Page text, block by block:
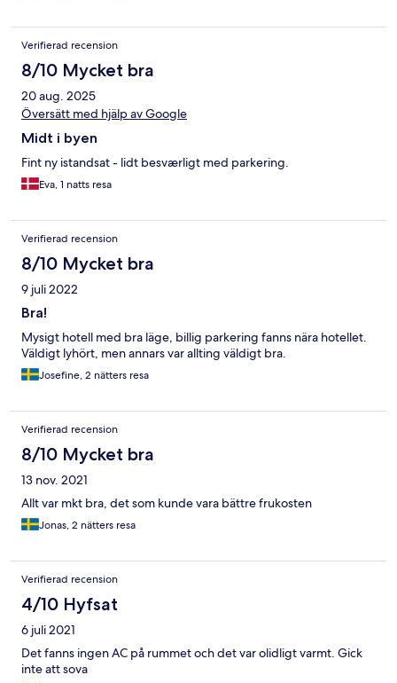
Verifierad recension
8/10 Mycket bra
20 aug. 2025
Översätt med hjälp av Google
Midt i byen
Fint ny istandsat - lidt besværligt med parkering.
Eva, 1 natts resa
Verifierad recension
8/10 Mycket bra
9 juli 2022
Bra!
Mysigt hotell med bra läge, billig parkering fanns nära hotellet.
Väldigt lyhört, men annars var allting väldigt bra.
Josefine, 2 nätters resa
Verifierad recension
8/10 Mycket bra
13 nov. 2021
Allt var mkt bra, det som kunde vara bättre frukosten
Jonas, 2 nätters resa
Verifierad recension
4/10 Hyfsat
6 juli 2021
Det fanns ingen AC på rummet och det var olidligt varmt. Gick
inte att sova